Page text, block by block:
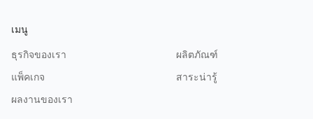
เมนู
ธุรกิจของเรา
ผลิตภัณฑ์
แพ็คเกจ
สาระน่ารู้
ผลงานของเรา